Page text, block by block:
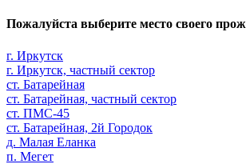
Пожалуйста выберите место своего
г. Иркутск
г. Иркутск, частный сектор
ст. Батарейная
ст. Батарейная, частный сектор
ст. ПМС-45
ст. Батарейная, 2й Городок
д. Малая Еланка
п. Мегет